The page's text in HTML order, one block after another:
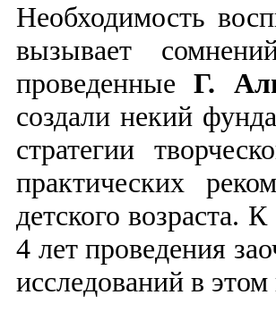
Необходимость
вызывает
проведенныеГ.
создали некий
стратегии
практических
детского возраста.
4 лет проведения
исследований в